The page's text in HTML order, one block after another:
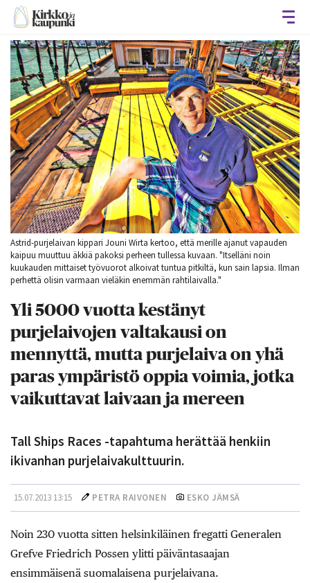
Astrid-purjelaivan kippari Jouni Wirta kertoo, että merille ajanut vapauden
kaipuu muuttuu äkkiä pakoksi perheen tullessa kuvaan. "Itselläni noin
kuukauden mittaiset työvuorot alkoivat tuntua pitkiltä, kun sain lapsia. Ilman
perhettä olisin varmaan vieläkin enemmän rahtilaivalla."
Yli 5000 vuotta kestänyt
purjelaivojen valtakausi on
mennyttä, mutta purjelaiva on yhä
paras ympäristö oppia voimia, jotka
vaikuttavat laivaan ja mereen
Tall Ships Races -tapahtuma herättää henkiin
ikivanhan purjelaivakulttuurin.
15.07.2013 13:15 PETRA RAIVONEN ESKO JÄMSÄ
Noin 230 vuotta sitten helsinkiläinen fregatti Generalen
Grefve Friedrich Possen ylitti päiväntasaajan
ensimmäisenä suomalaisena purjelaivana.